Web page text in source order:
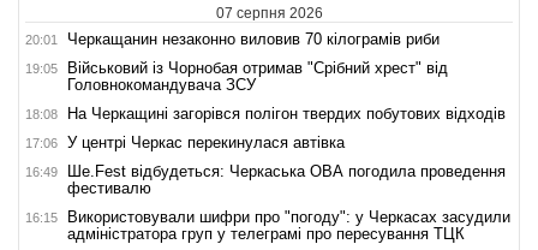
07 серпня 2026
20:01 Черкащанин незаконно виловив 70 кілограмів риби
19:05
Військовий із Чорнобая отримав "Срібний хрест" від
Головнокомандувача ЗСУ
18:08 На Черкащині загорівся полігон твердих побутових відходів
17:06 У центрі Черкас перекинулася автівка
16:49
Ше.Fest відбудеться: Черкаська ОВА погодила проведення
фестивалю
16:15
Використовували шифри про "погоду": у Черкасах засудили
адміністратора груп у телеграмі про пересування ТЦК